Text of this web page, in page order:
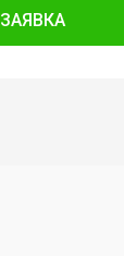
ЗАЯВКА